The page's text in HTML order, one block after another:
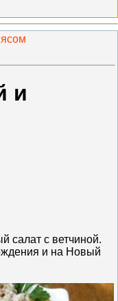
и
салат с ветчиной.
и на Новый